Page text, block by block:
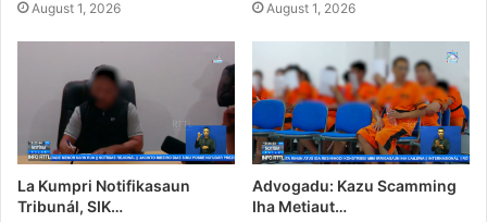
August 1, 2026 August 1, 2026
La Kumpri Notifikasaun
Tribunál, SIK…
Advogadu: Kazu Scamming
Iha Metiaut…